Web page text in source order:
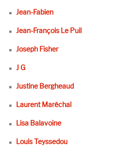
Jean-Fabien
Jean-François Le Puil
Joseph Fisher
J G
Justine Bergheaud
Laurent Maréchal
Lisa Balavoine
Louis Teyssedou